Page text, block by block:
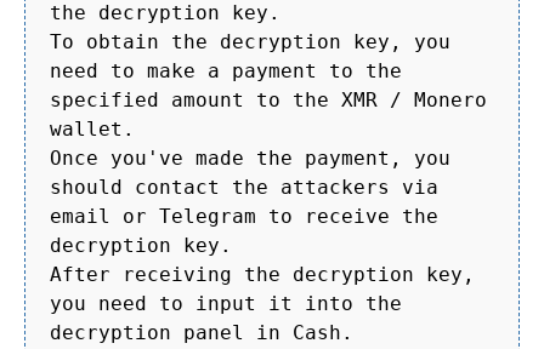
the decryption key.
To obtain the decryption key, you
need to make a payment to the
specified amount to the XMR / Monero
wallet.
Once you've made the payment, you
should contact the attackers via
email or Telegram to receive the
decryption key.
After receiving the decryption key,
you need to input it into the
decryption panel in Cash.